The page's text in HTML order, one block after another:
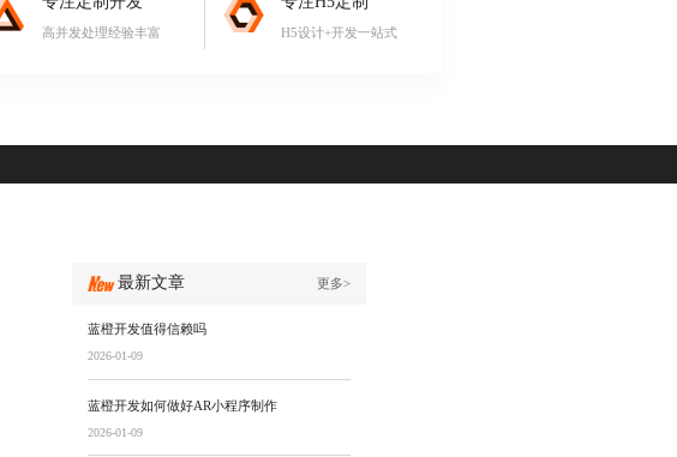
高并发处理经验丰富 H5设计+开发一站式
最新文章 更多>
蓝橙开发值得信赖吗
2026-01-09
蓝橙开发如何做好AR小程序制作
2026-01-09